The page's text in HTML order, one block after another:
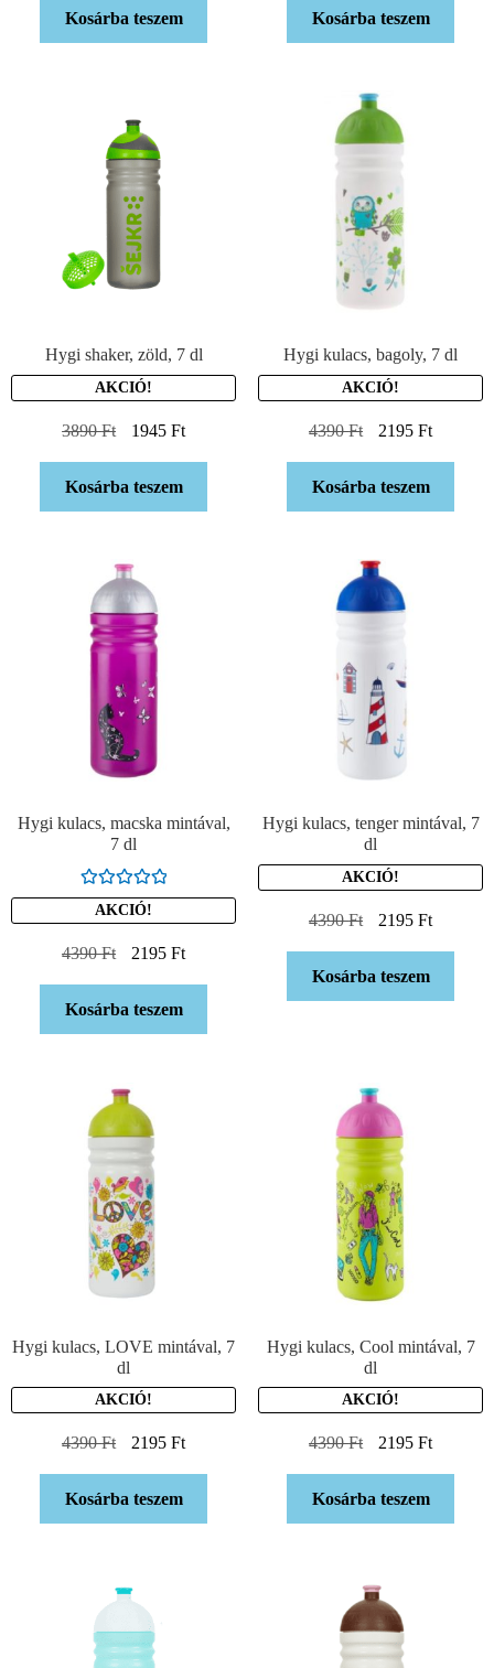
Kosárba teszem Kosárba teszem
Hygi shaker, zöld, 7 dl
AKCIÓ!
3890Ft 1945 Ft
Kosárba teszem
Hygi kulacs, bagoly, 7 dl
AKCIÓ!
4390Ft 2195 Ft
Kosárba teszem
Hygi kulacs, macska mintával,
7 dl
Értékelés:
5.00/ 5
AKCIÓ!
4390Ft 2195 Ft
Kosárba teszem
Hygi kulacs, tenger mintával, 7
dl
AKCIÓ!
4390Ft 2195 Ft
Kosárba teszem
Hygi kulacs, LOVE mintával, 7
dl
AKCIÓ!
4390Ft 2195 Ft
Kosárba teszem
Hygi kulacs, Cool mintával, 7
dl
AKCIÓ!
4390Ft 2195 Ft
Kosárba teszem